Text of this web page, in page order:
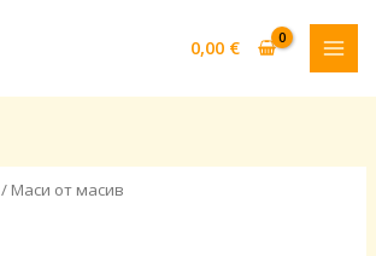
0,00 €
/ Маси от масив